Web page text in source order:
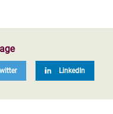
LinkedIn